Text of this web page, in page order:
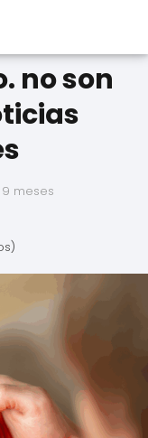
no son
9 meses